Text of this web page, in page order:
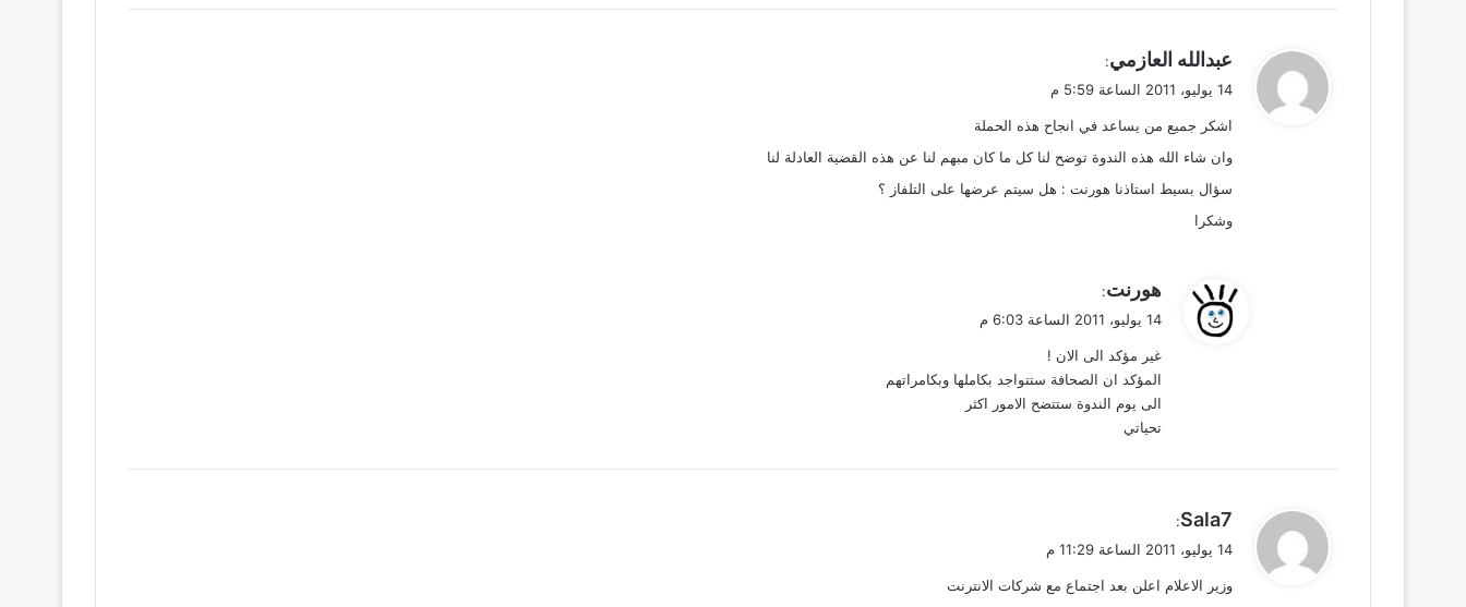
ي
ل
عبدالله العازمي:
14 يوليو، 2011 الساعة 5:59 م
اشكر جميع من يساعد في انجاح هذه الحملة
وان شاء الله هذه الندوة توضح لنا كل ما كان مبهم لنا عن هذه القضية العادلة لنا
سؤال بسيط استاذنا هورنت : هل سيتم عرضها على التلفاز ؟
وشكرا
ل
هورنت:
14 يوليو، 2011 الساعة 6:03 م
غير مؤكد الى الان !
المؤكد ان الصحافة ستتواجد بكاملها وبكامراتهم
الى يوم الندوة ستتضح الامور اكثر
تحياتي
ي
ل
Sala7
:
14 يوليو، 2011 الساعة 11:29 م
وزير الاعلام اعلن بعد اجتماع مع شركات الانترنت